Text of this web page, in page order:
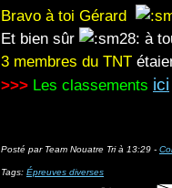
Bravo à toi Gérard
Et bien sûr
à
3 membres du TNT
>>> Les classements ici
Posté par Team Nouatre Tri à 13:29 -
Tags: Épreuves diverses